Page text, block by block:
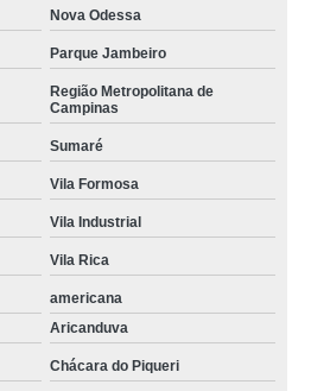
Nova Odessa
Parque Jambeiro
Região Metropolitana de
Campinas
Sumaré
Vila Formosa
Vila Industrial
Vila Rica
americana
Aricanduva
Chácara do Piqueri